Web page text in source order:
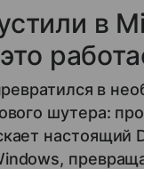
в
в
шутера:
настоящий